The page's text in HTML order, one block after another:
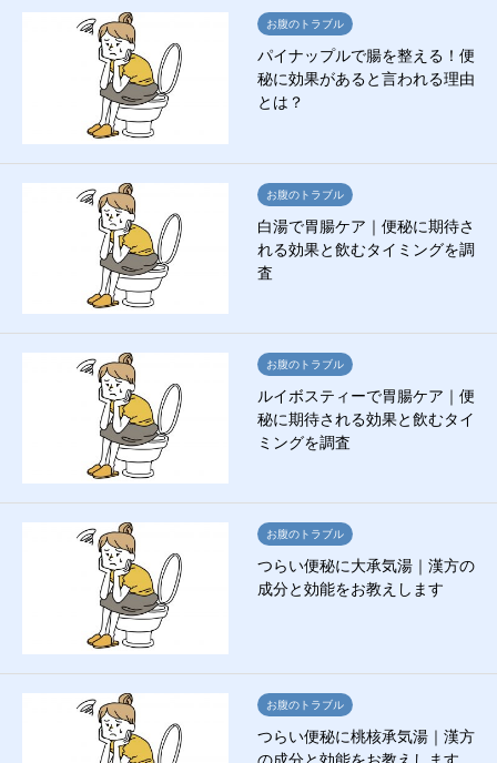
お腹のトラブル
パイナップルで腸を整える！便
秘に効果があると言われる理由
とは？
お腹のトラブル
白湯で胃腸ケア｜便秘に期待さ
れる効果と飲むタイミングを調
査
お腹のトラブル
ルイボスティーで胃腸ケア｜便
秘に期待される効果と飲むタイ
ミングを調査
お腹のトラブル
つらい便秘に大承気湯｜漢方の
成分と効能をお教えします
お腹のトラブル
つらい便秘に桃核承気湯｜漢方
の成分と効能をお教えします